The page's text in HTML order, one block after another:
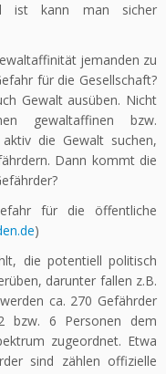
ist kann man sicher
jemanden zu
für die Gesellschaft?
Gewalt ausüben. Nicht
gewaltaffinen bzw.
die Gewalt suchen,
Dann kommt die
für die öffentliche
)
die potentiell politisch
darunter fallen z.B.
ca. 270 Gefährder
bzw. 6 Personen dem
zugeordnet. Etwa
sind zählen offizielle